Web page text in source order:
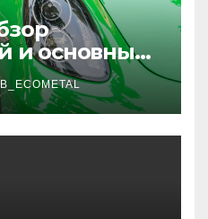
и основные